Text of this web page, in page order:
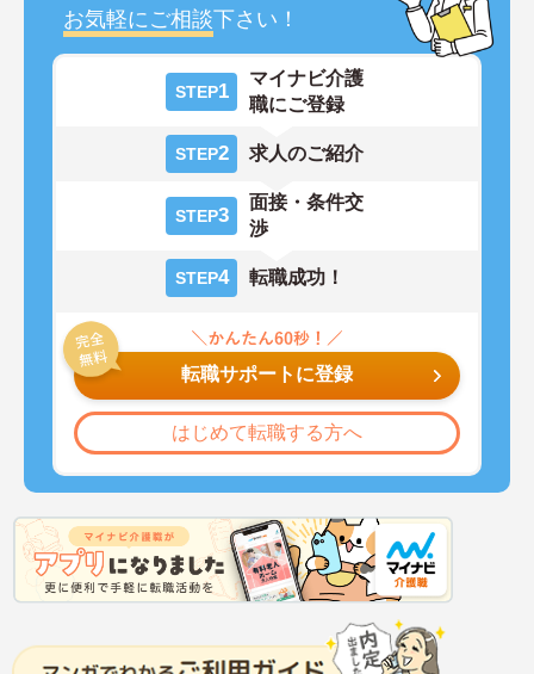
お気軽にご相談下さい！
STEP1
マイナビ介護
職にご登録
STEP2 求人のご紹介
STEP3
面接・条件交
渉
STEP4 転職成功！
転職サポートに登録
はじめて転職する方へ